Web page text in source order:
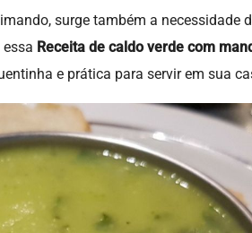
surge também a necessidade
Receita de caldo verde com
e prática para servir em sua